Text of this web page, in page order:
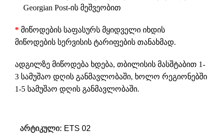
Georgian Post-ის მეშვეობით
* მიწოდების საფასურს მყიდველი იხდის
მიწოდების სერვისის ტარიფების თანახმად.
ადგილზე მიწოდება ხდება, თბილისის მასშტაბით 1-
3 სამუშაო დღის განმავლობაში, ხოლო რეგიონებში
1-5 სამუშაო დღის განმავლობაში.
არტიკული: ETS 02